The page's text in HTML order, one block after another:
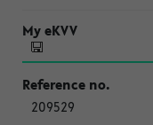
209529